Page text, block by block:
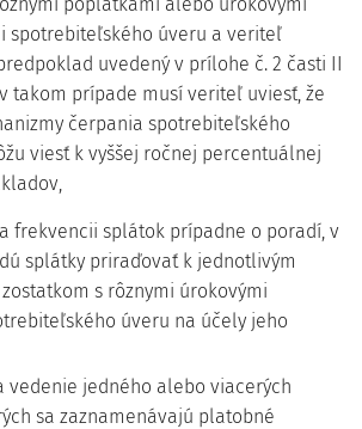
spotrebiteľského úveru a veriteľ
uvedený v prílohe č. 2 časti II
takom prípade musí veriteľ uviesť, že
čerpania spotrebiteľského
viesť k vyššej ročnej percentuálnej
frekvencii splátok prípadne o poradí, v
splátky priraďovať k jednotlivým
s rôznymi úrokovými
úveru na účely jeho
vedenie jedného alebo viacerých
sa zaznamenávajú platobné